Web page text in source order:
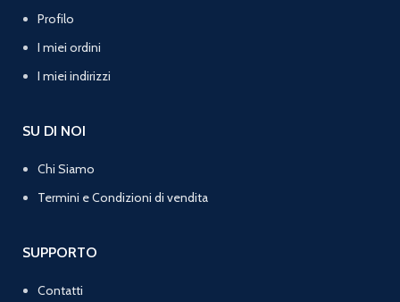
Profilo
I miei ordini
I miei indirizzi
SU DI NOI
Chi Siamo
Termini e Condizioni di vendita
SUPPORTO
Contatti